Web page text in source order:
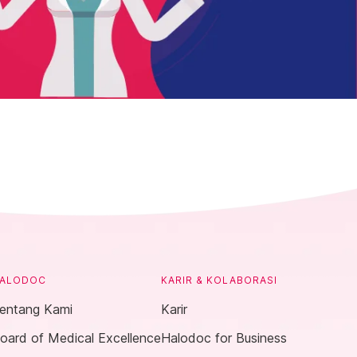
Kami
of Medical Excellence
KARIR & KOLABORASI
Karir
Halodoc for Business